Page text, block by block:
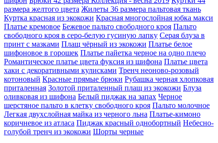
размера желтого цвета Жилеты 36 размера пальтовая ткань
Куртка красная из экокожи Красная многослойная юбка макси
Платье кремовое Бежевое пальто свободного кроя Пальто
свободного кроя в серо-белую гусиную лапку Серая блуза в
принт с мазками Плащ чёрный из экокожи Платье белое
шифоновое в горошек Платье пайетка черное на одно плечо
Романтическое платье цвета фуксия из шифона Платье цвета
хаки с декоративными кулисками Тренч неоново-розовый
котоновый Красные прямые брюки Рубашка черная хлопковая
приталенная Золотой приталенный плащ из экокожи Блуза
оливковая из шифона Белый пиджак на запах Черное
шерстяное пальто в клетку свободного кроя Пальто молочное
Легкая двухслойная майка из черного льна Платье-кимоно
коричневое из атласа Пиджак красный однобортный Небесно-
голубой тренч из экокожи Шорты черные